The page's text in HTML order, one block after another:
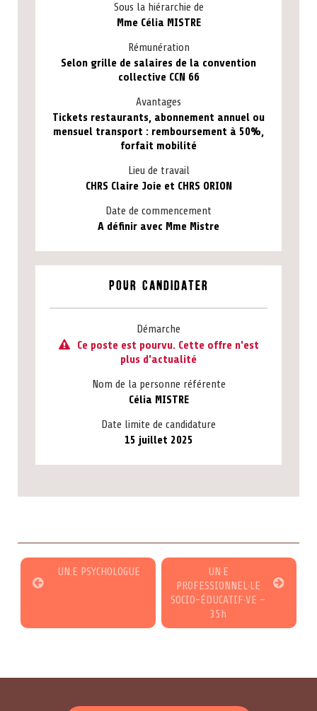
Sous la hiérarchie de
Mme Célia MISTRE
Rémunération
Selon grille de salaires de la convention
collective CCN 66
Avantages
Tickets restaurants, abonnement annuel ou
mensuel transport : remboursement à 50%,
forfait mobilité
Lieu de travail
CHRS Claire Joie et CHRS ORION
Date de commencement
A définir avec Mme Mistre
Pour candidater
Démarche
Ce poste est pourvu. Cette offre n'est
plus d'actualité
Nom de la personne référente
Célia MISTRE
Date limite de candidature
15 juillet 2025
UN.E PSYCHOLOGUE
UN·E
PROFESSIONNEL·LE
SOCIO-ÉDUCATIF·VE –
35h